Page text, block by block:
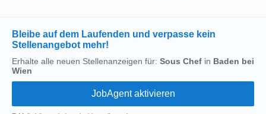
Bleibe auf dem Laufenden und verpasse kein
Stellenangebot mehr!
Erhalte alle neuen Stellenanzeigen für: Sous Chef in Baden bei
Wien